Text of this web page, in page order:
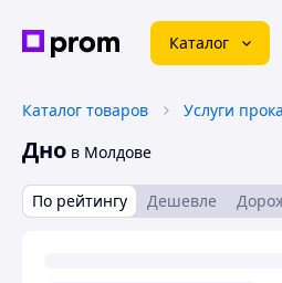
Каталог
Каталог товаров Услуги
Дно в Молдове
По рейтингу Дешевле